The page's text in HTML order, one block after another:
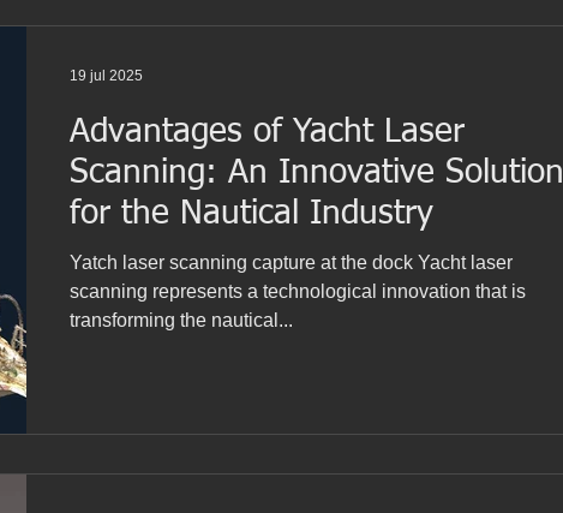
Advantages of Yacht Laser
Scanning: An Innovative Solution
for the Nautical Industry
Yatch laser scanning capture at the dock Yacht laser
scanning represents a technological innovation that is
transforming the nautical...
19 jul 2025